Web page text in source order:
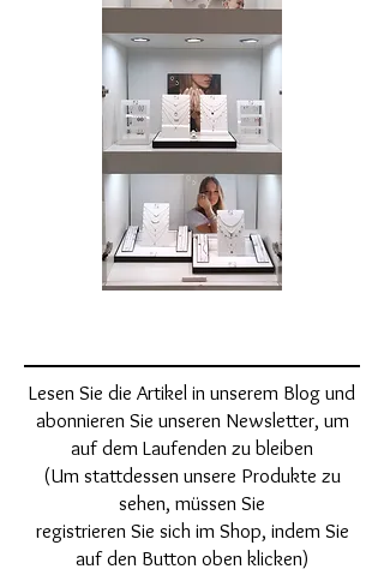
Lesen Sie die Artikel in unserem Blog und
abonnieren Sie unseren Newsletter, um
auf dem Laufenden zu bleiben
(Um stattdessen unsere Produkte zu
sehen, müssen Sie
registrieren Sie sich im Shop, indem Sie
auf den Button oben klicken)